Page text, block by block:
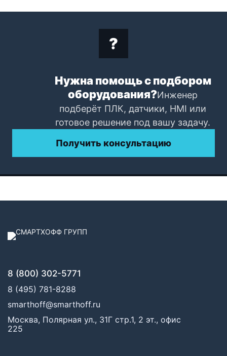
Нужна помощь с подбором
оборудования?Инженер
подберёт ПЛК, датчики, HMI или
готовое решение под вашу задачу.
Получить консультацию
8 (800) 302-5771
8 (495) 781-8288
smarthoff@smarthoff.ru
Москва, Полярная ул., 31Г стр.1, 2 эт., офис
225